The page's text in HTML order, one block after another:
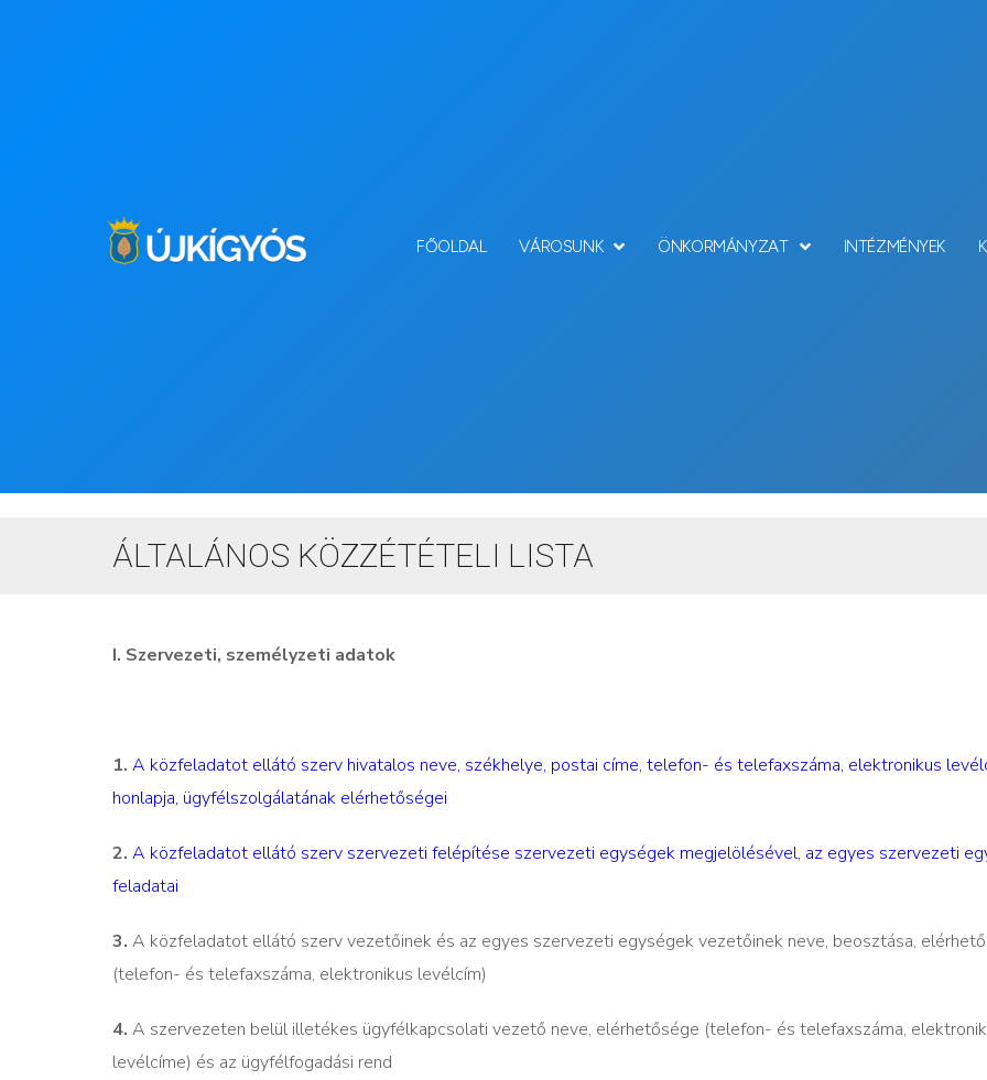
FŐOLDAL VÁROSUNK ÖNKORMÁNYZAT INTÉZMÉNYEK
ÁLTALÁNOS KÖZZÉTÉTELI LISTA
I. Szervezeti, személyzeti adatok
1. A közfeladatot ellátó szerv hivatalos neve, székhelye, postai címe, telefon- és telefaxszáma, elektronikus
honlapja, ügyfélszolgálatának elérhetőségei
2. A közfeladatot ellátó szerv szervezeti felépítése szervezeti egységek megjelölésével, az egyes szervezeti
feladatai
3. A közfeladatot ellátó szerv vezetőinek és az egyes szervezeti egységek vezetőinek neve, beosztása,
(telefon- és telefaxszáma, elektronikus levélcím)
4. A szervezeten belül illetékes ügyfélkapcsolati vezető neve, elérhetősége (telefon- és telefaxszáma,
levélcíme) és az ügyfélfogadási rend